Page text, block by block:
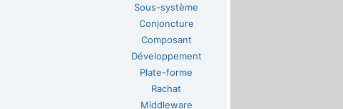
Sous-système
Conjoncture
Composant
Développement
Plate-forme
Rachat
Middleware